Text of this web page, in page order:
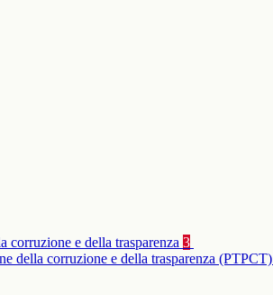
corruzione e della trasparenza 3
della corruzione e della trasparenza (PTPCT)